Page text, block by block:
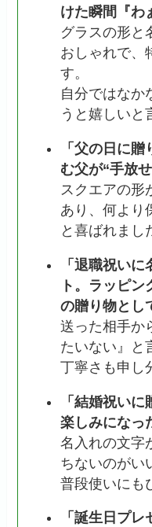
けた瞬間『わ
グラスの形と
おしゃれで、
す。
自分ではなか
うと嬉しいと
「父の日に
む父が“手放
スクエアの形
あり、何より
と喜ばれまし
「退職祝い
ト。ラッピ
の贈り物とし
送った相手か
たいない』と
丁寧さも申し
「結婚祝い
楽しみになっ
名入れの文字
ちないのがい
普段使いにも
「誕生日プ